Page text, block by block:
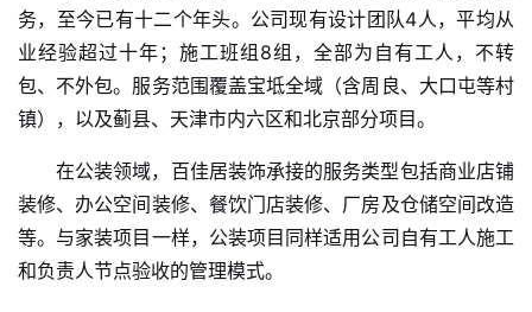
务，至今已有十二个年头。公司现有设计团队4人，平均从
业经验超过十年；施工班组8组，全部为自有工人，不转
包、不外包。服务范围覆盖宝坻全域（含周良、大口屯等村
镇），以及蓟县、天津市内六区和北京部分项目。
在公装领域，百佳居装饰承接的服务类型包括商业店铺
装修、办公空间装修、餐饮门店装修、厂房及仓储空间改造
等。与家装项目一样，公装项目同样适用公司自有工人施工
和负责人节点验收的管理模式。